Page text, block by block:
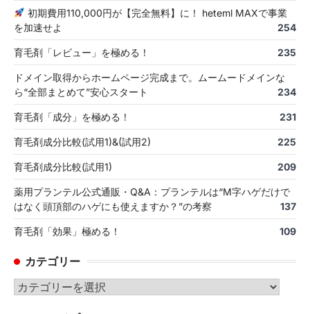
初期費用110,000円が【完全無料】に！ heteml MAXで事業
を加速せよ
254
育毛剤「レビュー」を極める！ 235
ドメイン取得からホームページ完成まで。ムームードメインな
ら“全部まとめて”安心スタート
234
育毛剤「成分」を極める！ 231
育毛剤成分比較(試用1)&(試用2) 225
育毛剤成分比較(試用1) 209
薬用プランテル公式通販・Q&A：プランテルは“M字ハゲだけで
はなく頭頂部のハゲにも使えますか？”の考察
137
育毛剤「効果」極める！ 109
カテゴリー
カ